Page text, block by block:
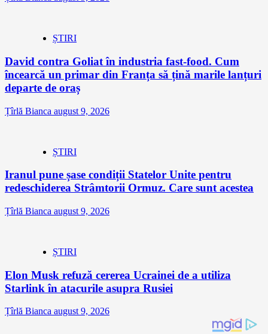
ȘTIRI
David contra Goliat în industria fast-food. Cum
încearcă un primar din Franța să țină marile lanțuri
departe de oraș
Țîrlă Bianca august 9, 2026
ȘTIRI
Iranul pune șase condiții Statelor Unite pentru
redeschiderea Strâmtorii Ormuz. Care sunt acestea
Țîrlă Bianca august 9, 2026
ȘTIRI
Elon Musk refuză cererea Ucrainei de a utiliza
Starlink în atacurile asupra Rusiei
Țîrlă Bianca august 9, 2026